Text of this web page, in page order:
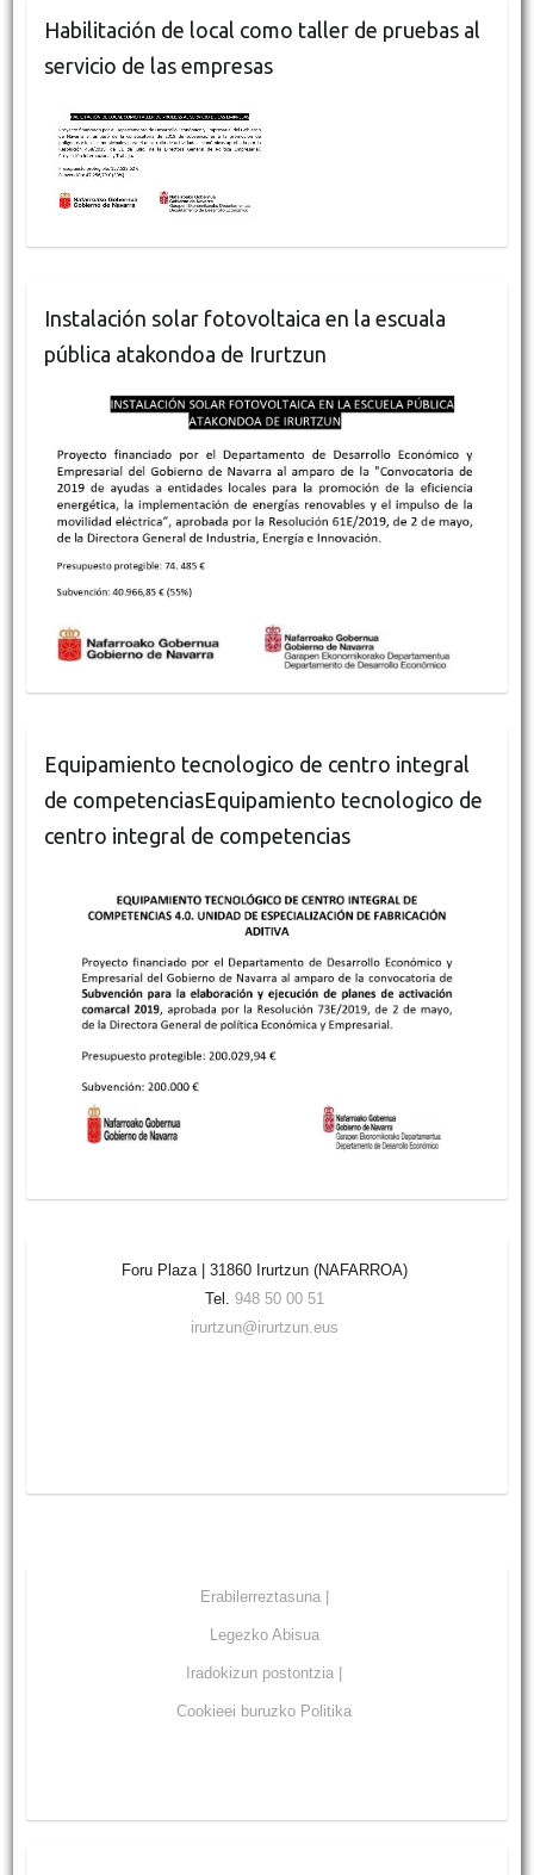
Habilitación de local como taller de pruebas al
servicio de las empresas
Instalación solar fotovoltaica en la escuala
pública atakondoa de Irurtzun
Equipamiento tecnologico de centro integral
de competenciasEquipamiento tecnologico de
centro integral de competencias
Foru Plaza | 31860 Irurtzun (NAFARROA)
Tel. 948 50 00 51
irurtzun@irurtzun.eus
Erabilerreztasuna |
Legezko Abisua
Iradokizun postontzia |
Cookieei buruzko Politika